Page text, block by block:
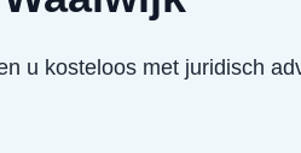
u kosteloos met juridisch